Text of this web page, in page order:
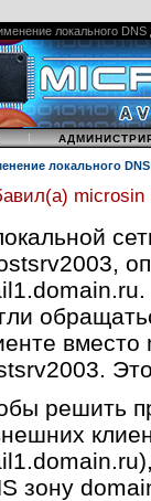
локального DNS
|
локального
microsin
решить
зону